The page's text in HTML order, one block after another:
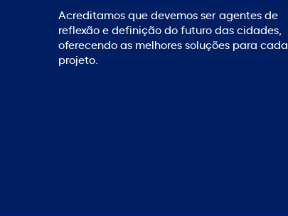
Acreditamos que devemos ser agentes de
reflexão e definição do futuro das cidades,
oferecendo as melhores soluções para cada
projeto.